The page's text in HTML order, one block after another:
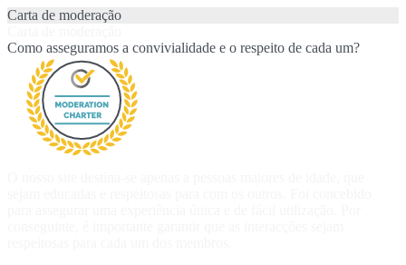
Carta de moderação
Como asseguramos a convivialidade e o respeito de cada um?